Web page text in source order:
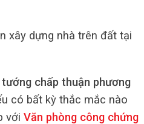
xây dựng nhà trên đất tại
tướng chấp thuận phương
có bất kỳ thắc mắc nào
với Văn phòng công chứng